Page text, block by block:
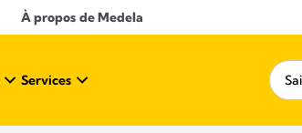
À propos de Medela
Services